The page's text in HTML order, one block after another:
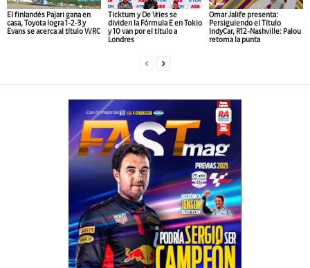
El finlandés Pajari gana en
casa, Toyota logra 1-2-3 y
Evans se acerca al título WRC
Ticktum y De Vries se
dividen la Fórmula E en Tokio
y 10 van por el título a
Londres
Omar Jalife presenta:
Persiguiendo el Título
IndyCar, R12-Nashville: Palou
retoma la punta